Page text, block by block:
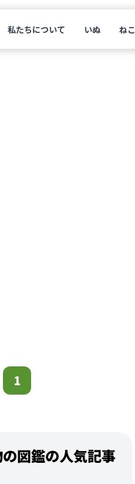
私たちについて いぬ ねこ
1
図鑑の人気記事